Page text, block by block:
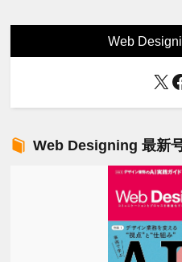
Web
X
Web Designing 最新